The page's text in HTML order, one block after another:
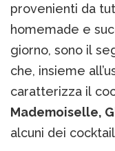
provenienti da
homemade e
giorno, sono il
che, insieme
caratterizza il
Mademoiselle,
alcuni dei